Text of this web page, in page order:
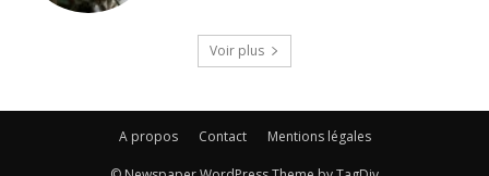
Voir plus
A propos Contact Mentions légales